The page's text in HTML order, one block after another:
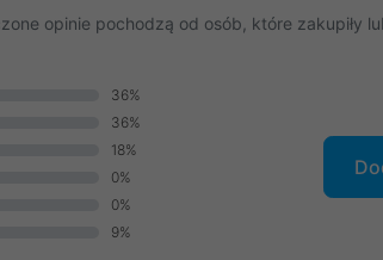
opinie pochodzą od osób, które zakupiły
36%
36%
18%
0%
0%
9%